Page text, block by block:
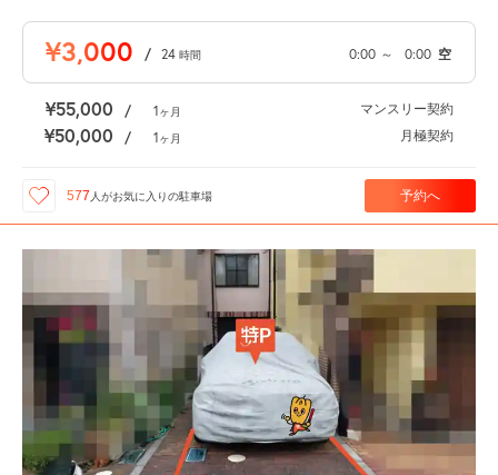
¥3,000 / 24 時間 0:00 ～ 0:00 空
¥55,000 / 1ヶ月 マンスリー契約
¥50,000 / 1ヶ月 月極契約
577 人がお気に入りの駐車場 予約へ